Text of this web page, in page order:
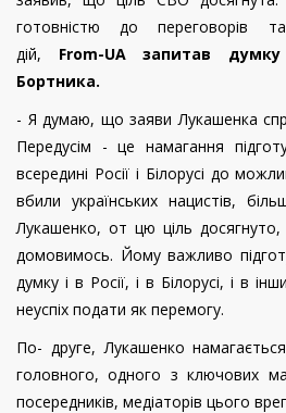
готовністю до переговорів
дій,
From-UA запитав думку
Бортника.
- Я думаю, що заяви Лукашенка
Передусім - це намагання
всередині Росії і Білорусі до
вбили українських нацистів,
Лукашенко, от цю ціль
домовимось. Йому важливо
думку і в Росії, і в Білорусі, і в
неуспіх подати як перемогу.
По- друге, Лукашенко
головного, одного з ключових
посередників, медіаторів цього